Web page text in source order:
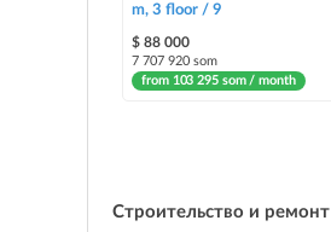
m, 3 floor / 9
$ 88 000
7 707 920 som
from 103 295 som / month
Строительство и ремонт